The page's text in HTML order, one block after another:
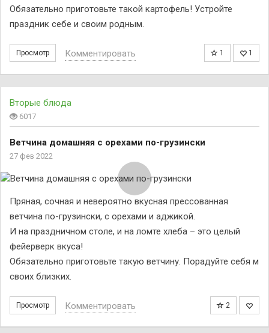
Обязательно приготовьте такой картофель! Устройте
праздник себе и своим родным.
Просмотр 1 1
Комментировать
Вторые блюда
6017
Ветчина домашняя с орехами по-грузински
27 фев 2022
Пряная, сочная и невероятно вкусная прессованная
ветчина по-грузински, с орехами и аджикой.
И на праздничном столе, и на ломте хлеба – это целый
фейерверк вкуса!
Обязательно приготовьте такую ветчину. Порадуйте себя м
своих близких.
Просмотр 2
Комментировать